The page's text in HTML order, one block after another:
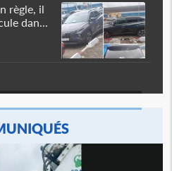
règle, il
dan...